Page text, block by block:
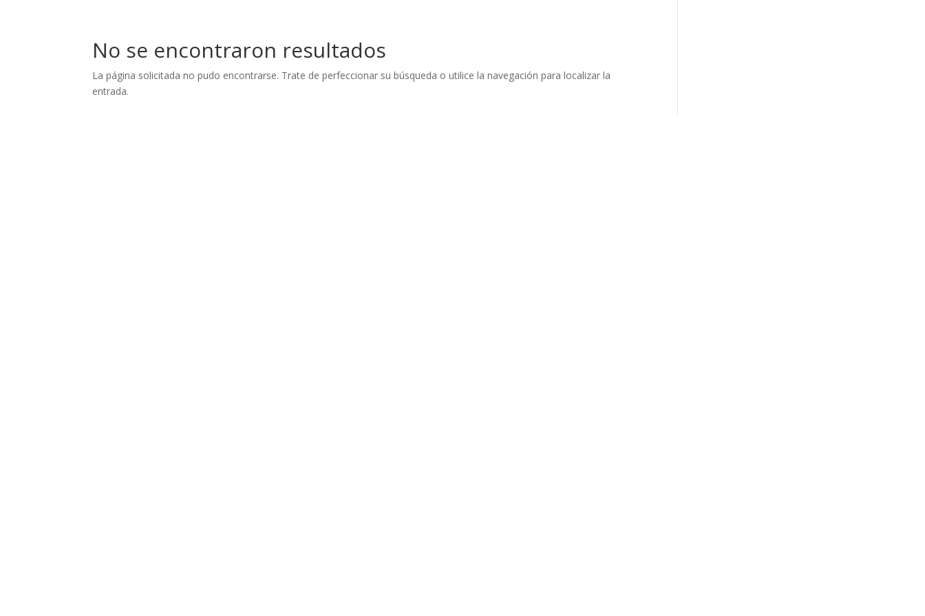
No se encontraron resultados
La página solicitada no pudo encontrarse. Trate de perfeccionar su búsqueda o utilice la navegación para localizar la
entrada.